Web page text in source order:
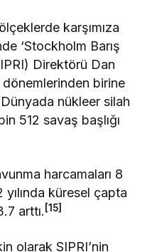
karşımıza
‘Stockholm Barış
Direktörü Dan
birine
nükleer silah
512 savaş başlığı
harcamaları 8
yılında küresel çapta
arttı. [15]
olarak SIPRI’nin